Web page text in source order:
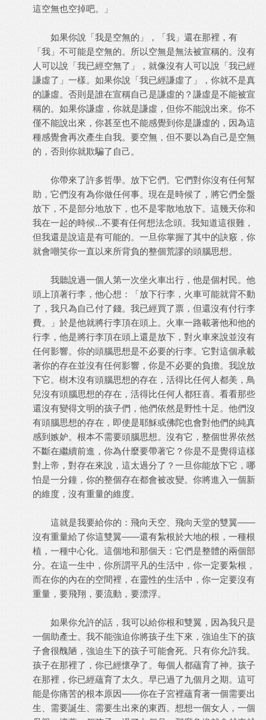
這空無也空掉吧。」
如果你說「我是空無的」，「我」還在那裡，有
「我」不可能是空無的。所以空無是無法被宣稱的。沒有
人可以說「我已經空無了」，就像沒有人可以說「我已經
謙虛了」一樣。如果你說「我已經謙虛了」，你就不是真
的謙虛。否則是誰在宣稱自己是謙虛的？謙虛是不能被宣
稱的。如果你謙虛，你就是謙虛，但你不能說出來。你不
僅不能說出來，你甚至也不能感覺到你是謙虛的，因為這
種感覺會再次產生自我。要空無，但不要以為自己是空無
的，否則你就欺騙了自己。
你帶來了許多哲學。放下它們。它們對你沒有任何幫
助，它們沒有為你做任何事。現在是時候了，將它們全盤
放下，不是部分地放下，也不是零散地放下。這幾天你和
我在一起的時候...不要有任何想法念頭。我知道這很難，
但我還是說這是有可能的。一旦你掌握了其中的訣竅，你
就會嘲笑你一直以來所背負的整個荒謬的頭腦思想。
我聽說過一個人第一次坐火車出行，他是個村民。他
頭上頂著行李，他心想：「放下行李，火車可能就背不動
了，我只為自己付了錢。我已經買了票，但還沒有付行李
費。」於是他就將行李頂在頭上。火車一路載著他和他的
行李，他是將行李頂在頭上還是放下，對火車來說並沒有
任何影響。你的頭腦思想是不必要的行李。它對這個承載
著你的存在並沒有任何影響，你是不必要的負擔。我說放
下它。樹木沒有頭腦思想的存在，活得比任何人都美，鳥
兒沒有頭腦思想的存在，活得比任何人都狂喜。看看那些
還沒有變得文明的孩子們，他們依然是野性十足。他們沒
有頭腦思想的存在，即使是耶穌或佛陀也會對他們的純真
感到嫉妒。根本不需要頭腦思想。沒有它，整個世界依然
不斷在繼續前進，你為什麼要帶著它？你是不是覺得這樣
對上帝，對存在來說，這太過分了？一旦你能放下它，哪
怕是一分鐘，你的整個存在都會被改變。你將進入一個新
的維度，沒有重量的維度。
這就是我要給你的：飛向天空、飛向天堂的雙翼——
沒有重量給了你這雙翼——還有紮根於大地的根，一種根
植，一種中心化。這個地和那個天：它們是整體的兩個部
分。在這一生中，你所謂平凡的生活中，你一定要紮根，
而在你的內在的空間裡，在靈性的生活中，你一定要沒有
重量，要飛翔，要流動，要漂浮。
如果你允許的話，我可以給你根和雙翼，因為我只是
一個助產士。我不能強迫你將孩子生下來，強迫生下的孩
子會很醜陋，強迫生下的孩子可能會死。只有你允許我。
孩子在那裡了，你已經懷孕了。每個人都蘊育了神。孩子
在那裡，你已經蘊育了太久。早已過了九個月之期。這可
能是你痛苦的根本原因——你在子宮裡蘊育著一個需要出
生、需要誕生、需要生出來的東西。想想一個女人，一個